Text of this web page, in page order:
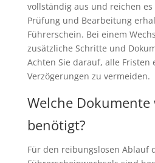
vollständig aus und reichen
Prüfung und Bearbeitung
Führerschein. Bei einem
zusätzliche Schritte und
Achten Sie darauf, alle Fristen
Verzögerungen zu vermeiden.
Welche Dokumente
benötigt?
Für den reibungslosen Ablauf